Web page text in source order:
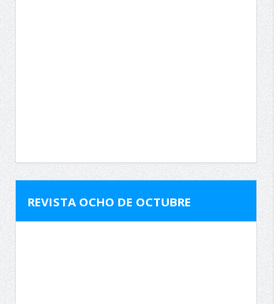
REVISTA OCHO DE OCTUBRE